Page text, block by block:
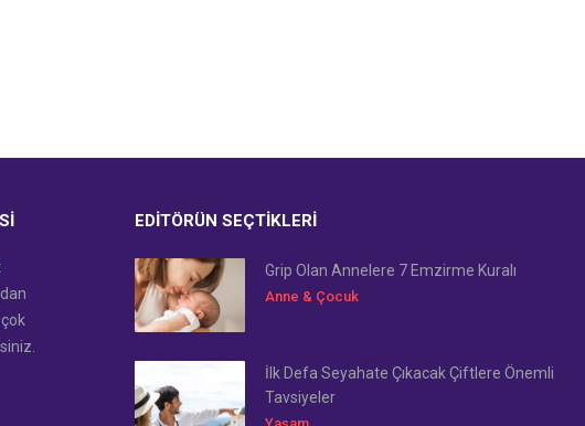
EDITÖRÜN SEÇTIKLERI
Grip Olan Annelere 7 Emzirme Kuralı
Anne & Çocuk
İlk Defa Seyahate Çıkacak Çiftlere Önemli
Tavsiyeler
Yaşam